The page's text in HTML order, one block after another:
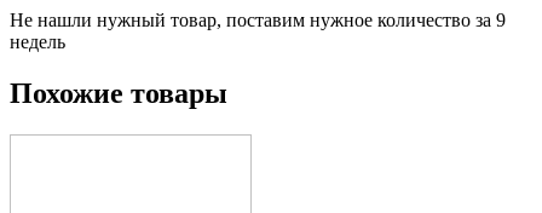
Не нашли нужный товар, поставим нужное количество за 9
недель
Похожие товары